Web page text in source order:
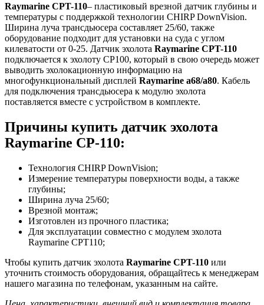
Raymarine CPT-110– пластиковый врезной датчик глубины и
температуры с поддержкой технологии CHIRP DownVision.
Ширина луча трансдьюсера составляет 25/60, также
оборудование подходит для установки на суда с углом
килеватости от 0-25. Датчик эхолота Raymarine CPT-110
подключается к эхолоту CP100, который в свою очередь может
выводить эхолокационную информацию на
многофункциональный дисплей Raymarine a68/a80. Кабель
для подключения трансдьюсера к модулю эхолота
поставляется вместе с устройством в комплекте.
Причины купить датчик эхолота
Raymarine CP-110:
Технология CHIRP DownVision;
Измерение температуры поверхности воды, а также
глубины;
Ширина луча 25/60;
Врезной монтаж;
Изготовлен из прочного пластика;
Для эксплуатации совместно с модулем эхолота
Raymarine CPT110;
Чтобы купить датчик эхолота Raymarine CPT-110 или
уточнить стоимость оборудования, обращайтесь к менеджерам
нашего магазина по телефонам, указанным на сайте.